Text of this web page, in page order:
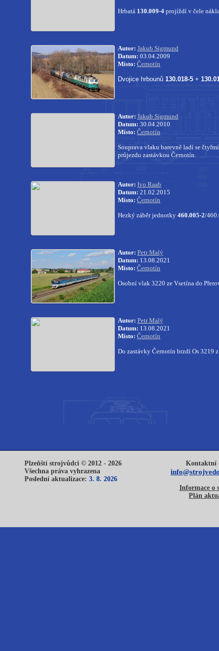
Hrbatá 130.009-4 projíždí v čele
Autor: Jakub Sigmund
Datum: 03.04.2009
Místo: Černotín
Dvojice hrbounů 130.018-5 +
Autor: Jakub Sigmund
Datum: 30.04.2010
Místo: Černotín
Souprava vlaku barevně ladí se
průjezdu zastávkou Černotín.
Autor: Ivo Raab
Datum: 21.02.2015
Místo: Černotín
Hezký záběr jednotky 460.005-2/
Autor: Petr Malý
Datum: 13.08.2021
Místo: Černotín
Osobní vlak 3220 ze Vsetína do
Autor: Petr Malý
Datum: 13.08.2021
Místo: Černotín
Do zastávky Černotín brzdí Os 3219
Plzeňští strojvůdci © 2012 - 2026
Všechna práva vyhrazena
Poslední aktualizace: 3. 8. 2026
Kontaktní
Informace o
Plán